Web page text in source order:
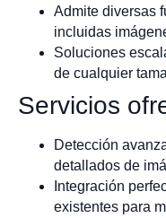
Admite diversas
incluidas
Soluciones
de cualquier
Servicios
Detección
detallados de
Integración
existentes para